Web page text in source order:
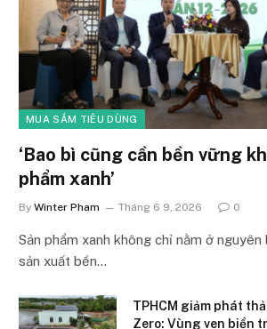
MUA SẮM TIÊU DÙNG
‘Bao bì cũng cần bền vững
phẩm xanh’
By Winter Pham Tháng 6 9, 2026 0
Sản phẩm xanh không chỉ nằm ở nguyên
sản xuất bền…
TPHCM giảm phát
Zero: Vùng ven biển